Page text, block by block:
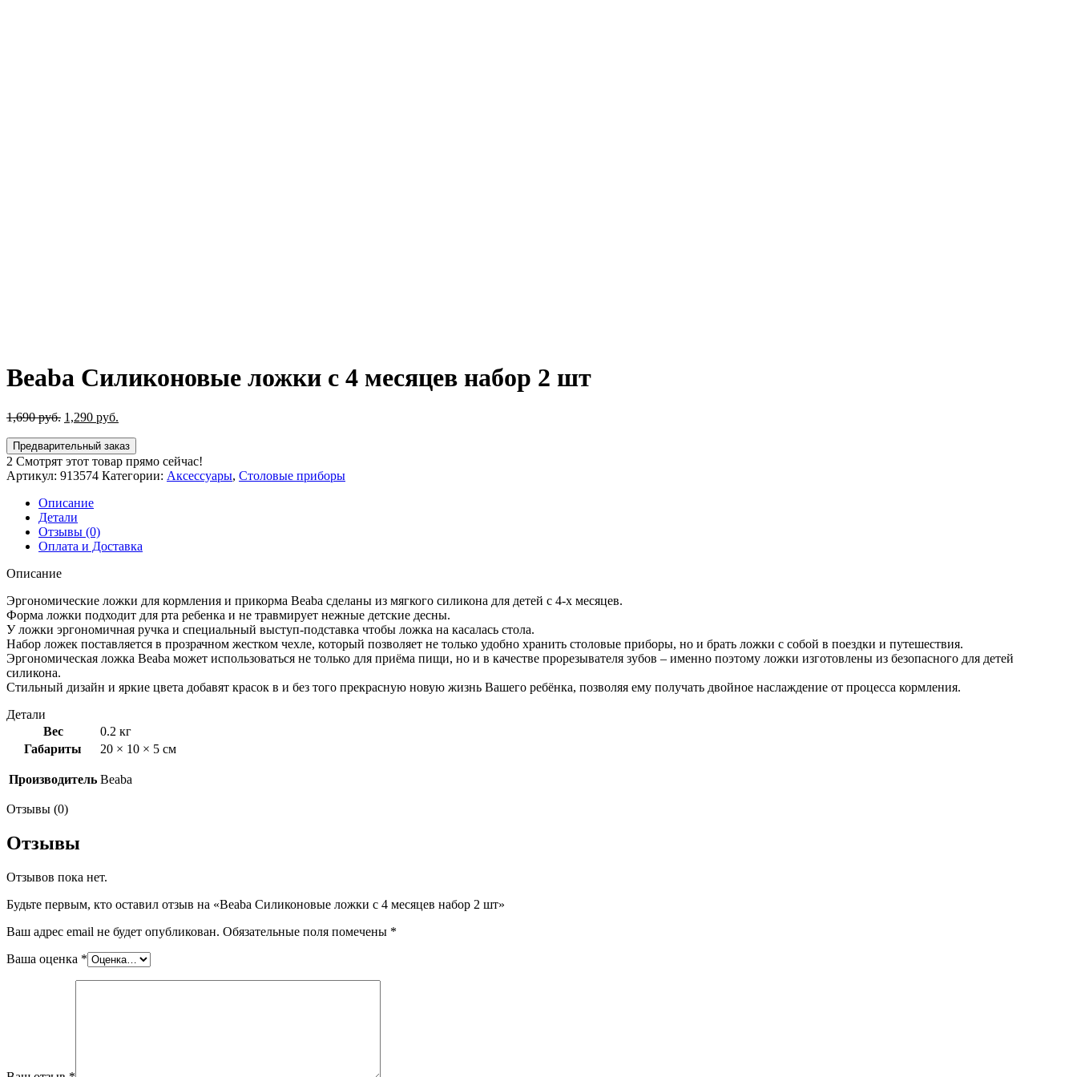
Beaba Силиконовые ложки с 4 месяцев набор 2 шт
1,690руб. Первоначальная
составляла
1,690 руб..
1,290 руб.
1,290 руб..
Предварительный заказ
2 Смотрят этот товар прямо сейчас!
Артикул: 913574 Категории: Аксессуары, Столовые приборы
Описание
Детали
Отзывы (0)
Оплата и Доставка
Описание
Эргономические ложки для кормления и прикорма Beaba сделаны из мягкого силикона для детей с 4-х месяцев.
Форма ложки подходит для рта ребенка и не травмирует нежные детские десны.
У ложки эргономичная ручка и специальный выступ-подставка чтобы ложка на касалась стола.
Набор ложек поставляется в прозрачном жестком чехле, который позволяет не только удобно хранить столовые приборы, но и брать ложки с собой в поездки и путешествия.
Эргономическая ложка Beaba может использоваться не только для приёма пищи, но и в качестве прорезывателя зубов – именно поэтому ложки изготовлены из безопасного для детей
силикона.
Стильный дизайн и яркие цвета добавят красок в и без того прекрасную новую жизнь Вашего ребёнка, позволяя ему получать двойное наслаждение от процесса кормления.
Детали
Вес
0.2 кг
Габариты
20 × 10 × 5 см
Производитель Beaba
Отзывы (0)
Отзывы
Отзывов пока нет.
Будьте первым, кто оставил отзыв на «Beaba Силиконовые ложки с 4 месяцев набор 2 шт»
Ваш адрес email не будет опубликован. Обязательные поля помечены *
Ваша оценка *